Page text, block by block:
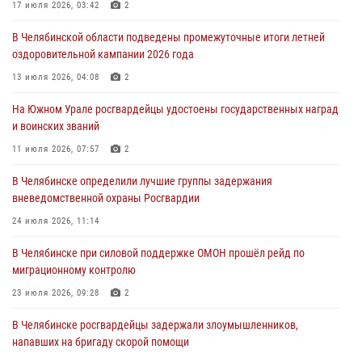
Росгвардейцы задержали трёх магазинных воров в Челябинске
На Южном Урале сотрудники Росгвардии задержали
подозреваемого в совершении убийства
В Челябинской области росгвардейцами по горячим следам
задержан подозреваемый в грабеже
17 июля 2026, 03:42 2
В Челябинской области подведены промежуточные итоги летней
оздоровительной кампании 2026 года
13 июля 2026, 04:08 2
На Южном Урале росгвардейцы удостоены государственных наград
и воинских званий
11 июля 2026, 07:57 2
В Челябинске определили лучшие группы задержания
вневедомственной охраны Росгвардии
24 июля 2026, 11:14
В Челябинске при силовой поддержке ОМОН прошёл рейд по
миграционному контролю
23 июля 2026, 09:28 2
В Челябинске росгвардейцы задержали злоумышленников,
напавших на бригаду скорой помощи